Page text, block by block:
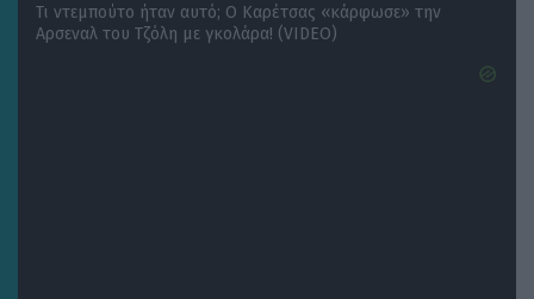
Τι ντεμπούτο ήταν αυτό; Ο Καρέτσας «κάρφωσε» την
Αρσεναλ του Τζόλη με γκολάρα! (VIDEO)